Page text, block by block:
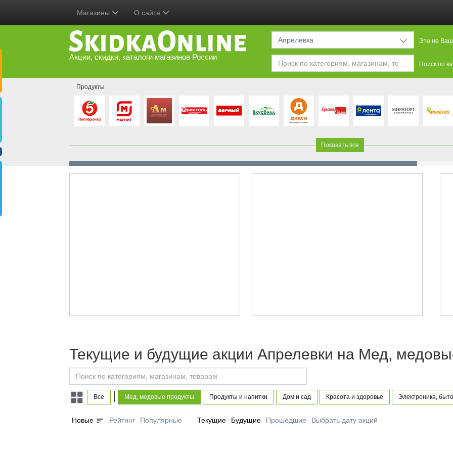
Магазины О сайте
Акции, скидки, каталоги магазинов России
Апрелевка Это не Ваш
Поиск по
Продукты
Показать все
Текущие и будущие акции Апрелевки на Мед,
Все | Мед, медовые продукты Продукты и напитки Дом и сад Красота и здоровье Электроника,
Новые sort Рейтинг Популярные Текущие Будущие Прошедшие Выбрать дату акций